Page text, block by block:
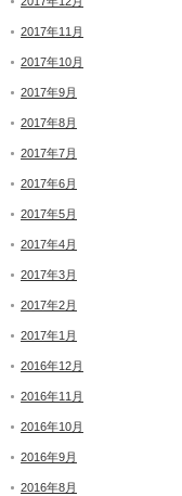
2017年11月
2017年10月
2017年9月
2017年8月
2017年7月
2017年6月
2017年5月
2017年4月
2017年3月
2017年2月
2017年1月
2016年12月
2016年11月
2016年10月
2016年9月
2016年8月